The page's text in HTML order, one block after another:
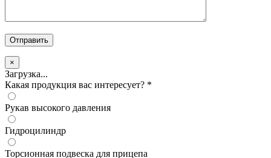
×
Загрузка...
Какая продукция вас интересует? *
Рукав высокого давления
Гидроцилиндр
Торсионная подвеска для прицепа